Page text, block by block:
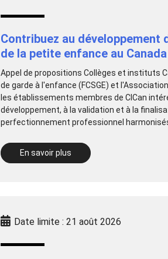
Contribuez au
de la petite enfance au Canada
Appel de propositions Collèges et instituts
de garde à l'enfance (FCSGE) et
les établissements membres de CICan
développement, à la validation et à la
perfectionnement professionnel
En savoir plus
Date limite : 21 août 2026